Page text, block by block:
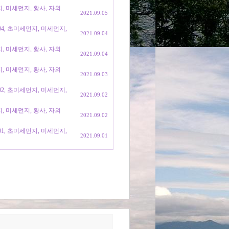
미세먼지, 황사, 자외
2021.09.05
초미세먼지, 미세먼지,
2021.09.04
미세먼지, 황사, 자외
2021.09.04
미세먼지, 황사, 자외
2021.09.03
초미세먼지, 미세먼지,
2021.09.02
미세먼지, 황사, 자외
2021.09.02
초미세먼지, 미세먼지,
2021.09.01